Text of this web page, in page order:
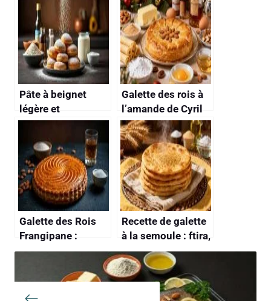
Pâte à beignet
légère et
croustillante : la
Galette des rois à
l’amande de Cyril
Lignac : recette
facile et
savoureuse
Galette des Rois
Frangipane :
recette
Ma Grand-Mère
Recette de galette
à la semoule : ftira,
pain algérien
traditionnel